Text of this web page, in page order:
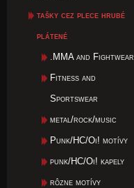
tašky cez plece hrubé
plátené
.MMA and Fightwear
Fitness and
Sportswear
metal/rock/music
Punk/HC/Oi! motívy
punk/HC/Oi! kapely
rôzne motívy